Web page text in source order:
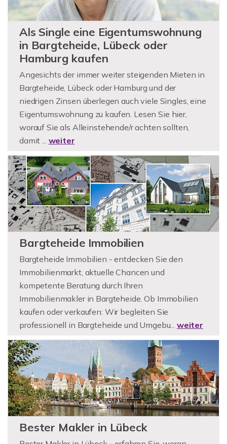
Als Single eine Eigentumswohnung
in Bargteheide, Lübeck oder
Hamburg kaufen
Angesichts der immer weiter steigenden Mieten in
Bargteheide, Lübeck oder Hamburg und der
niedrigen Zinsen überlegen auch viele Singles, eine
Eigentumswohnung zu kaufen. Lesen Sie hier,
worauf Sie als Alleinstehende/r achten sollten,
damit ... weiter
Bargteheide Immobilien
Bargteheide Immobilien - entdecken Sie den
Immobilienmarkt, aktuelle Chancen und
kompetente Beratung durch Ihren
Immobilienmakler in Bargteheide. Ob Immobilien
kaufen oder verkaufen: Wir begleiten Sie
professionell in Bargteheide und Umgebu... weiter
Bester Makler in Lübeck